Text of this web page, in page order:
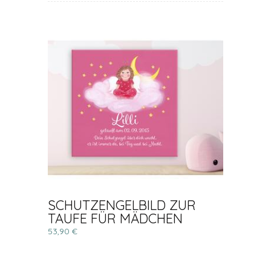
SCHUTZENGELBILD ZUR
TAUFE FÜR MÄDCHEN
53,90 €